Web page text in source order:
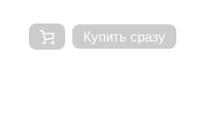
Купить сразу